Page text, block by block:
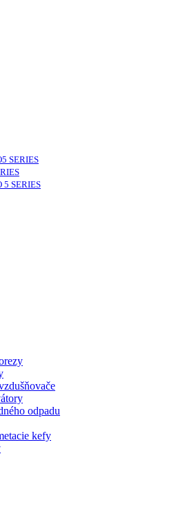
SERIES
5 SERIES
odpadu
kefy